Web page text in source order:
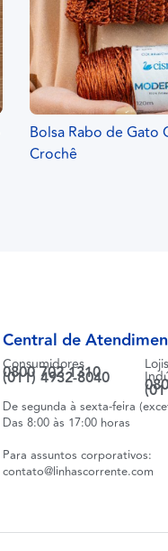
Bolsa Rabo de Gato
Crochê
Central de
Consumidores
0800 702 1310
(011) 4932-8040
De segunda à sexta-feira
Das 8:00 às 17:00 horas
Para assuntos corporativos:
contato@linhascorrente.com